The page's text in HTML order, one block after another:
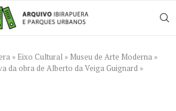
» Eixo Cultural » Museu de Arte Moderna »
da obra de Alberto da Veiga Guignard »